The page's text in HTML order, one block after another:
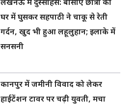
लखनऊ में दुस्साहस: बीसीए छात्रा की
घर में घुसकर सहपाठी ने चाकू से रेती
गर्दन, खुद भी हुआ लहूलुहान; इलाके में
सनसनी
कानपुर में जमीनी विवाद को लेकर
हाईटेंशन टावर पर चढ़ी युवती, मचा